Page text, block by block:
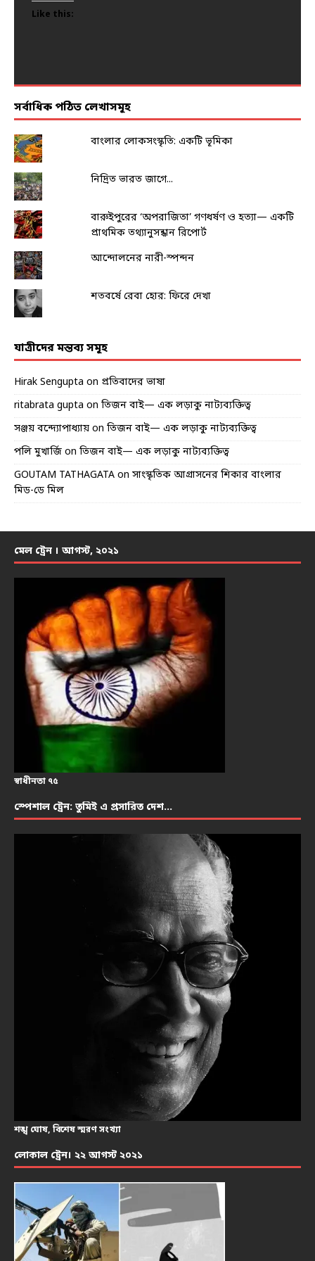
Like this:
Like this:
Like this:
Like this:
Like this:
সর্বাধিক পঠিত লেখাসমূহ
বাংলার লোকসংস্কৃতি: একটি ভূমিকা
নিদ্রিত ভারত জাগে...
বারুইপুরের ‘অপরাজিতা’ গণধর্ষণ ও হত্যা— একটি
প্রাথমিক তথ্যানুসন্ধান রিপোর্ট
আন্দোলনের নারী-স্পন্দন
শতবর্ষে রেবা হোর: ফিরে দেখা
যাত্রীদের মন্তব্য সমূহ
Hirak Sengupta on প্রতিবাদের ভাষা
ritabrata gupta on তিজন বাই— এক লড়াকু নাট্যব্যক্তিত্ব
সঞ্জয় বন্দ্যোপাধ্যায় on তিজন বাই— এক লড়াকু নাট্যব্যক্তিত্ব
পলি মুখার্জি on তিজন বাই— এক লড়াকু নাট্যব্যক্তিত্ব
GOUTAM TATHAGATA on সাংস্কৃতিক আগ্রাসনের শিকার বাংলার
মিড-ডে মিল
মেল ট্রেন । আগস্ট, ২০২১
স্বাধীনতা ৭৫
স্পেশাল ট্রেন: তুমিই এ প্রসারিত দেশ…
শঙ্খ ঘোষ, বিশেষ স্মরণ সংখ্যা
লোকাল ট্রেন। ২২ আগস্ট ২০২১